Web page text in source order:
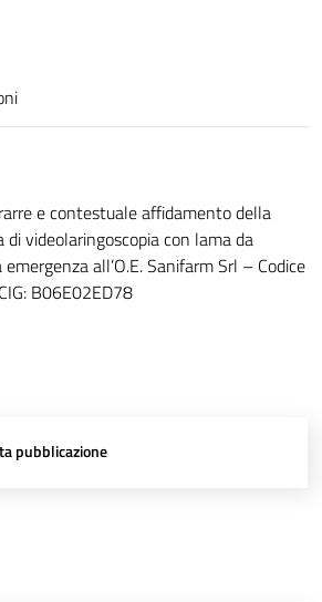
e contestuale affidamento della
videolaringoscopia con lama da
all’O.E. Sanifarm Srl – Codice
B06E02ED78
pubblicazione